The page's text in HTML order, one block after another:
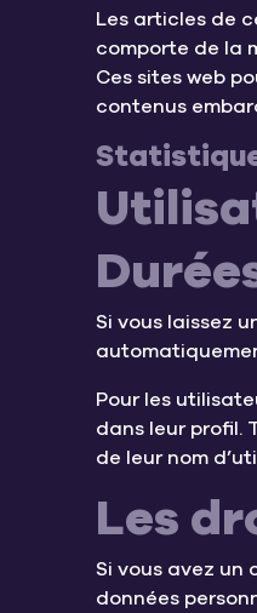
Les articles de
comporte de la
Ces sites web
contenus
Si vous laissez
Pour les
dans leur profil.
de leur nom
Les
Si vous avez un
données